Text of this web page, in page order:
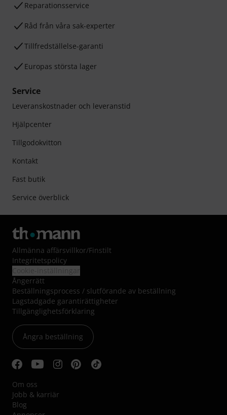
Reparationsservice
Råd från våra sak-experter
Tillfredställelse-garanti
Europas största lager
Service
Leveranskostnader och leveranstid
Hjälpcenter
Tillgodokvitton
Kontakt
Fast butik
Service överblick
Allmänna affärsvillkor/Finstilt
Integritetspolicy
Ångerrätt
Beställningsprocess / slutförande av beställning
Lagstadgade garantirättigheter
Tillgänglighetsförklaring
Ångra beställning
Om oss
Jobb & karriär
Blog